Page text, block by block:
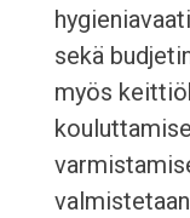
sekä
myös